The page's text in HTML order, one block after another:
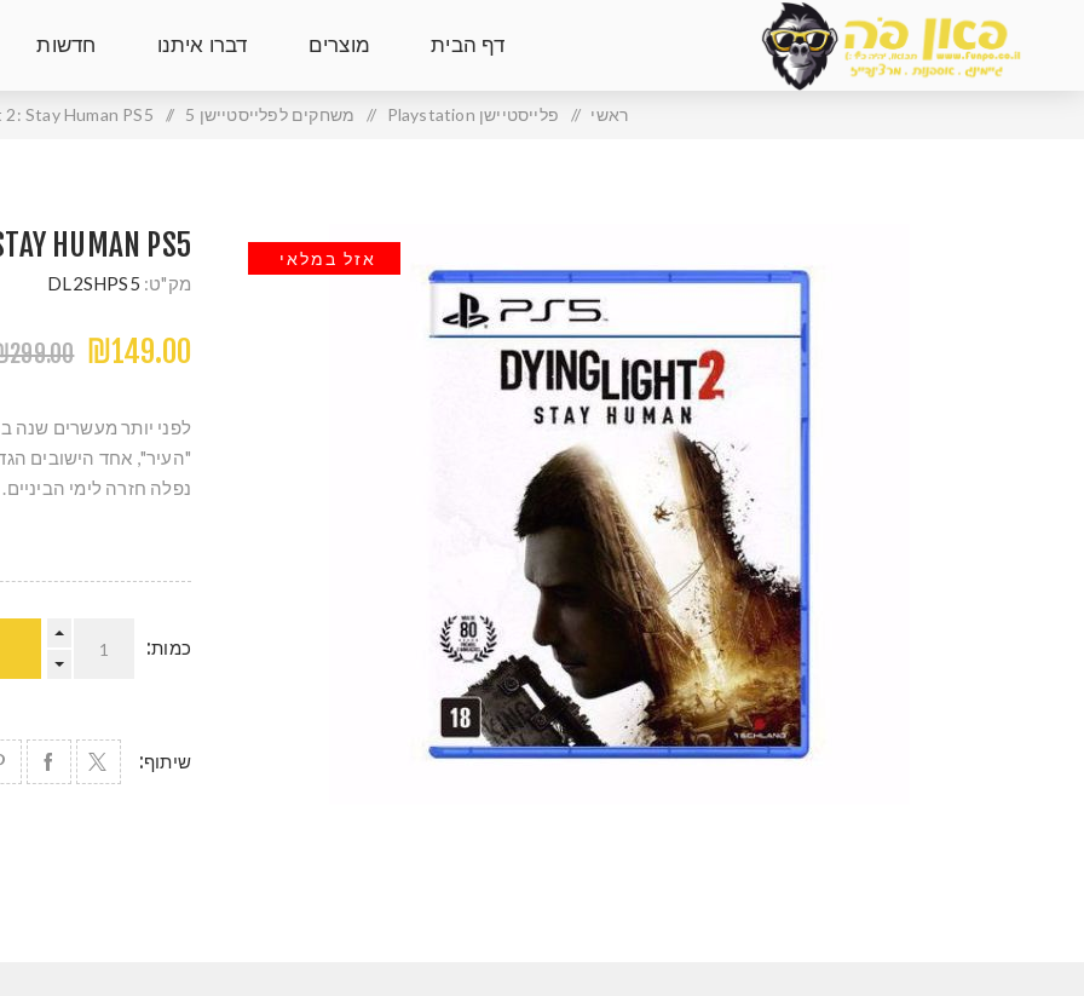
דף הבית מוצרים דברו איתנו חדשות
ראשי / פלייסטיישן Playstation / משחקים לפלייסטיישן 5 /
Stay Human PS5
אזל במלאי HUMAN PS5
מק"ט: DL2SHPS5
₪149.00
לפני יותר מעשרים שנה
"העיר", אחד הישובים
נפלה חזרה לימי הביניים.
כמות:
שיתוף: